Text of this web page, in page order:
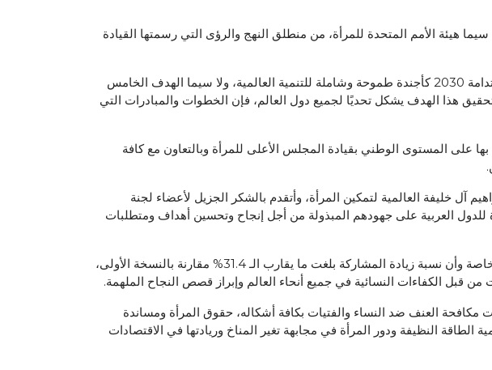
سيما هيئة الأمم المتحدة للمرأة، من منطلق النهج والرؤى التي رسمتها القيادة
فلطالما كانت مملكة البحرين نصيرًا قويًا وشريكًا بارزًا في إحراز التقدم نحو تحقيق أهداف التنمية المستدامة 2030 كأجندة طموحة وشاملة للتنمية العالمية، ولا سيما الهدف الخامس
هذا الهدف يشكل تحديًا لجميع دول العالم، فإن الخطوات والمبادرات التي
على المستوى الوطني بقيادة المجلس الأعلى للمرأة وبالتعاون مع كافة
آل خليفة العالمية لتمكين المرأة، وأتقدم بالشكر الجزيل لأعضاء لجنة
للدول العربية على جهودهم المبذولة من أجل إنجاح وتحسين أهداف ومتطلبات
وأشيد بهذه المناسبة بالإقبال الكبير الذي حظيت به النسخة الثانية من الجائزة العالمية لتمكين المرأة، خاصة وأن نسبة زيادة المشاركة بلغت ما يقارب الـ 31.4% مقارنة بالنسخة الأولى،
قبل الكفاءات النسائية في جميع أنحاء العالم وإبراز قصص النجاح الملهمة.
مكافحة العنف ضد النساء والفتيات بكافة أشكاله، حقوق المرأة ومساندة
الطاقة النظيفة ودور المرأة في مجابهة تغير المناخ وريادتها في الاقتصادات